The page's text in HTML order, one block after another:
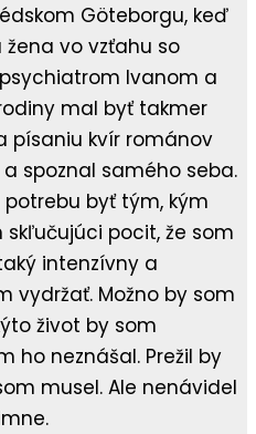
Göteborgu, keď
žena vo vzťahu so
Ivanom a
mal byť takmer
písaniu kvír románov
spoznal samého seba.
byť tým, kým
skľučujúci pocit, že som
intenzívny a
vydržať. Možno by som
život by som
ho neznášal. Prežil by
musel. Ale nenávidel